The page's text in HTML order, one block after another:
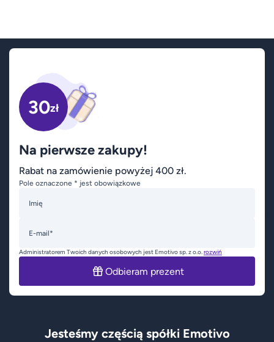
30zł
Na pierwsze zakupy!
Rabat na zamówienie powyżej 400 zł.
Pole oznaczone * jest obowiązkowe
Imię
E-mail*
Administratorem Twoich danych osobowych jest Emotivo sp. z o.o.rozwiń
Odbieram prezent
Jesteśmy częścią spółki Emotivo